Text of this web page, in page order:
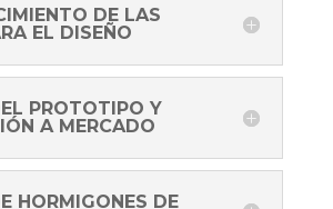
DE LAS
EL DISEÑO
PROTOTIPO Y
A MERCADO
HORMIGONES DE